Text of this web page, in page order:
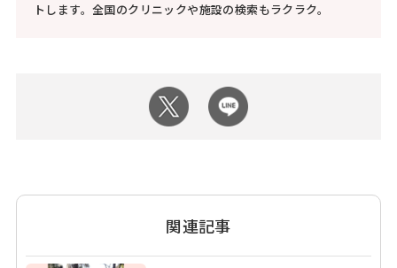
トします。全国のクリニックや施設の検索もラクラク。
関連記事